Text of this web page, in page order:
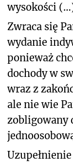
wysokości
Zwraca się
wydanie
ponieważ
dochody w
wraz z
ale nie wie
zobligowany